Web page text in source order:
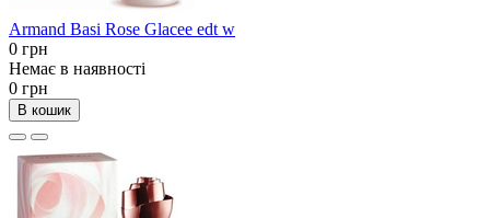
Armand Basi Rose Glacee edt w
0 грн
Немає в наявності
0 грн
В кошик